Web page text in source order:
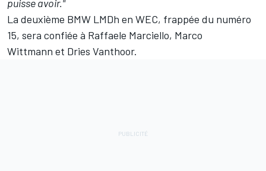
puisse avoir."
La deuxième BMW LMDh en WEC, frappée du numéro
15, sera confiée à Raffaele Marciello, Marco
Wittmann et Dries Vanthoor.